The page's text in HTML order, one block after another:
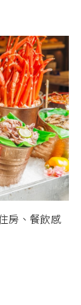
房、餐飲感